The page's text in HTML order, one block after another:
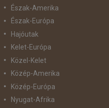
Észak-Amerika
Észak-Európa
Hajóutak
Kelet-Európa
Közel-Kelet
Közép-Amerika
Közép-Európa
Nyugat-Afrika